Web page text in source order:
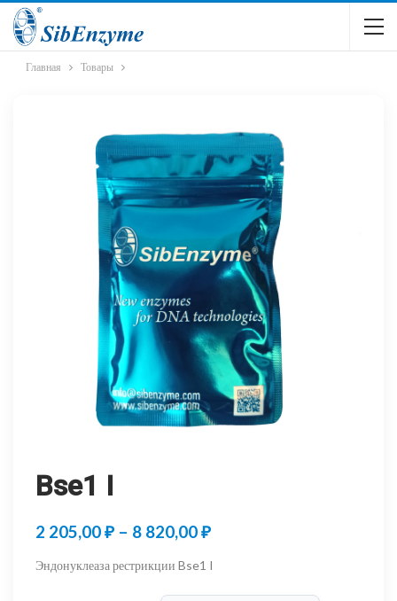
Главная Товары
Bse1 I
2 205,00₽ – 8 820,00₽Диапазон
цен:
Эндонуклеаза рестрикции Bse1 I